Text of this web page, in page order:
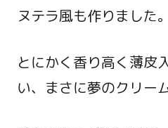
ヌテラ風も作りました。
とにかく香り高く薄皮
い、まさに夢のクリーム